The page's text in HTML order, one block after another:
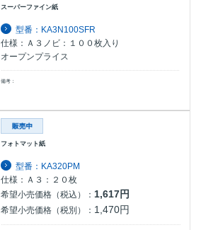
スーパーファイン紙
型番：KA3N100SFR
仕様：Ａ３ノビ：１００枚入り
オープンプライス
備考：
フォトマット紙
型番：KA320PM
仕様：Ａ３：２０枚
希望小売価格（税込）：1,617円
希望小売価格（税別）： 1,470円